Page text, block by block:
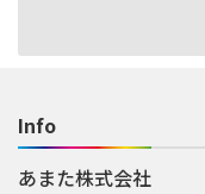
Info
あまた株式会社